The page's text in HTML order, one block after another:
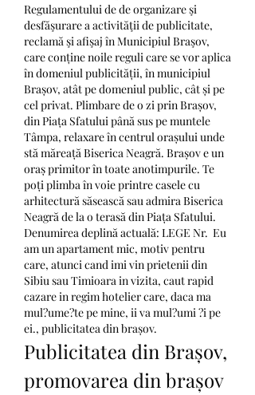
Regulamentului de de organizare şi
desfăşurare a activităţii de publicitate,
reclamă şi afişaj în Municipiul Braşov,
care conține noile reguli care se vor aplica
în domeniul publicității, în municipiul
Brașov, atât pe domeniul public, cât și pe
cel privat. Plimbare de o zi prin Brașov,
din Piața Sfatului până sus pe muntele
Tâmpa, relaxare în centrul orașului unde
stă măreață Biserica Neagră. Brașov e un
oraș primitor în toate anotimpurile. Te
poți plimba în voie printre casele cu
arhitectură săsească sau admira Biserica
Neagră de la o terasă din Piața Sfatului.
Denumirea deplină actuală: LEGE Nr.  Eu
am un apartament mic, motiv pentru
care, atunci cand imi vin prietenii din
Sibiu sau Timioara in vizita, caut rapid
cazare in regim hotelier care, daca ma
mul?ume?te pe mine, ii va mul?umi ?i pe
ei., publicitatea din brașov.
Publicitatea din Brașov,
promovarea din brașov